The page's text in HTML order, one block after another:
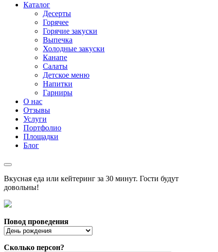
Каталог
Десерты
Горячее
Горячие закуски
Выпечка
Холодные закуски
Канапе
Салаты
Детское меню
Напитки
Гарниры
О нас
Отзывы
Услуги
Портфолио
Площадки
Блог
Вкусная еда или кейтеринг за 30 минут. Гости будут
довольны!
Повод проведения
Сколько персон?